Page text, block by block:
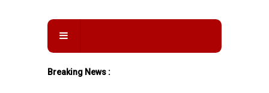
Breaking News :